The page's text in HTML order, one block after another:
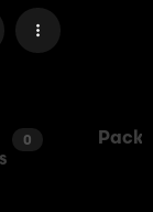
0 Packs